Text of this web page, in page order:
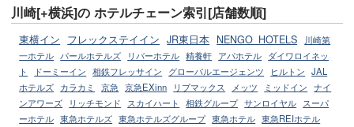
川崎[+横浜]の ホテルチェーン索引[店舗数順]
東横イン フレックステイイン JR東日本 NENGO_HOTELS
川崎第
一ホテル パールホテルズ リバーホテル 精養軒 アパホテル ダイワロイネッ
ト
ドーミーイン 相鉄フレッサイン グローバルエージェンツ ヒルトン JAL
ホテルズ カラカミ 京急 京急EXinn リブマックス メッツ ミッドイン ナイ
ンアワーズ
リッチモンド スカイハート 相鉄グループ サンロイヤル スーパ
ーホテル 東急ホテルズ 東急ホテルズグループ 東急ホテル 東急REIホテル